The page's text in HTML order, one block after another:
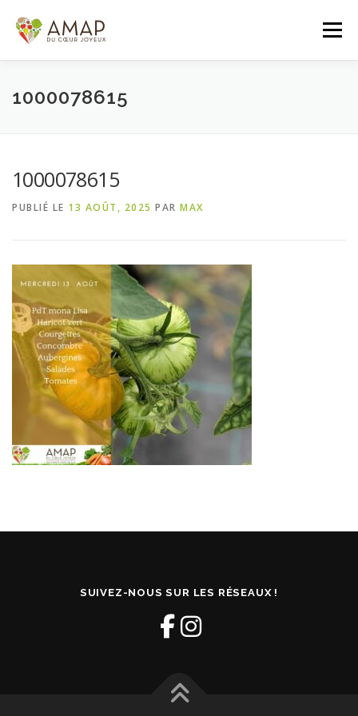
contenu
Menu
ACCUEIL L’AMAP
PANIER DE LA SEMAINE
1000078615
1000078615
PUBLIÉ LE 13 AOÛT, 2025 PAR MAX
SUIVEZ-NOUS SUR LES RÉSEAUX !